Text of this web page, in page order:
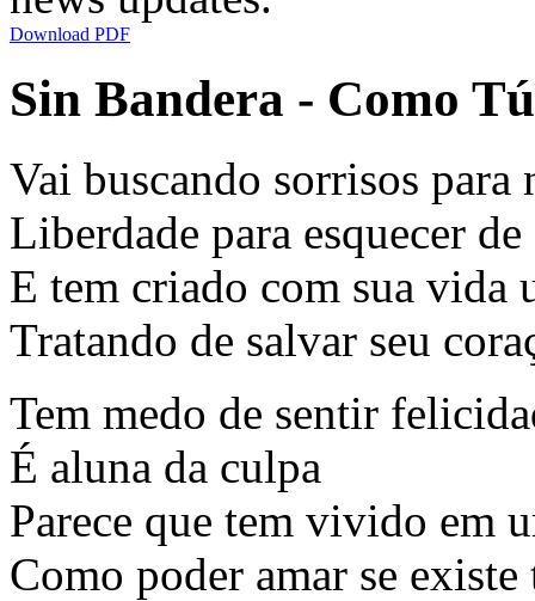
Download PDF
Sin Bandera - Como
Vai buscando sorrisos para
Liberdade para esquecer de
E tem criado com sua vida
Tratando de salvar seu
Tem medo de sentir
É aluna da culpa
Parece que tem vivido em
Como poder amar se